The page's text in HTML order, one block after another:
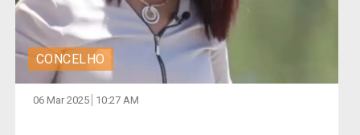
CONCELHO
06 Mar 2025 10:27 AM